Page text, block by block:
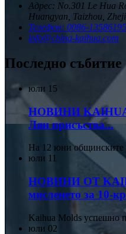
Адрес: No.301 Le Hua
Huangyan, Taizhou,
Телефон: 0086-
info@china-kaihua.com
Последно събитие
юли 15
НОВИНИ KAIHUA |
Лян присъства...
На 12 юни общинските
юли 11
НОВИНИ ОТ
мисленето за 10-
Kaihua Molds успешно
юли 02